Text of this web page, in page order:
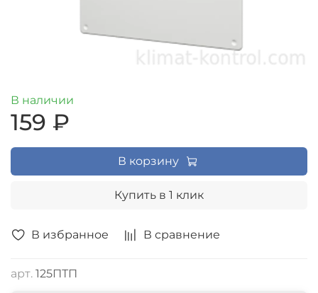
В избранное В сравнение
арт. 125ПТП
В наличии
159 ₽
В корзину
Купить в 1 клик